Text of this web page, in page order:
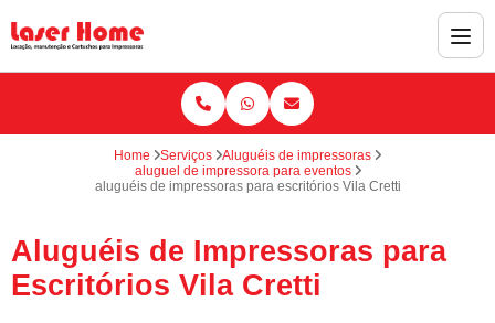
Home Serviços
Aluguéis de impressoras
aluguel de impressora para eventos
aluguéis de impressoras para escritórios Vila Cretti
Aluguéis de Impressoras para
Escritórios Vila Cretti